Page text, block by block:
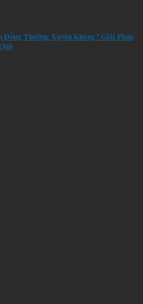
Đồng Thường Xuyên Không? Giải Pháp